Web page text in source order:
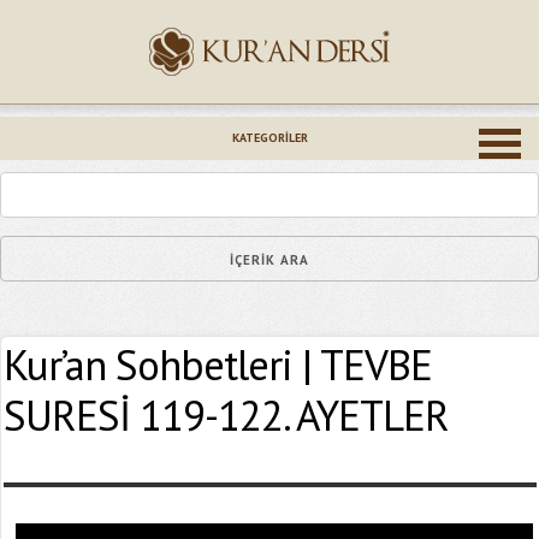
KATEGORILER
Kur’an Sohbetleri | TEVBE
SURESİ 119-122. AYETLER
Epostanız (*)
Yaşadığınız Hatanın Ayrıntıları